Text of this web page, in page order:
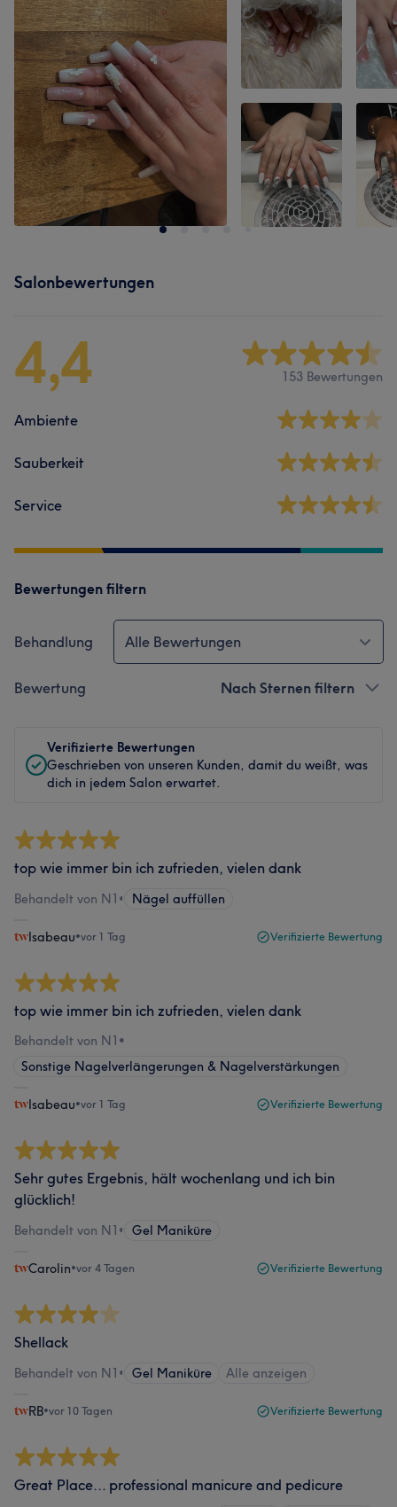
Salonbewertungen
4,4 153 Bewertungen
Ambiente
Sauberkeit
Service
Bewertungen filtern
Behandlung Alle Bewertungen
Bewertung Nach Sternen filtern
Verifizierte Bewertungen
Geschrieben von unseren Kunden, damit du weißt, was
dich in jedem Salon erwartet.
top wie immer bin ich zufrieden, vielen dank
Behandelt von N1 • Nägel auffüllen
Isabeau•vor 1 Tag Verifizierte Bewertung
top wie immer bin ich zufrieden, vielen dank
Behandelt von N1 •
Sonstige Nagelverlängerungen & Nagelverstärkungen
Isabeau•vor 1 Tag Verifizierte Bewertung
Sehr gutes Ergebnis, hält wochenlang und ich bin
glücklich!
Behandelt von N1 • Gel Maniküre
Carolin•vor 4 Tagen Verifizierte Bewertung
Shellack
Behandelt von N1 • Gel Maniküre Alle anzeigen
RB•vor 10 Tagen Verifizierte Bewertung
Great Place... professional manicure and pedicure